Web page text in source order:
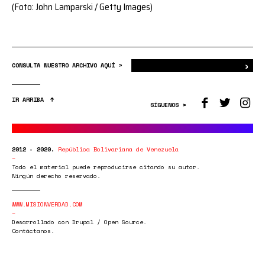
(Foto: John Lamparski / Getty Images)
CONSULTA NUESTRO ARCHIVO AQUÍ > ›
IR ARRIBA
SÍGUENOS >
2012 - 2020. República Bolivariana de Venezuela
Todo el material puede reproducirse citando su autor.
Ningún derecho reservado.
WWW.MISIONVERDAD.COM
Desarrollado con Drupal / Open Source.
Contáctanos.